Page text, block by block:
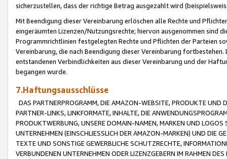
sicherzustellen, dass der richtige Betrag ausgezahlt wird
Mit Beendigung dieser Vereinbarung erlöschen alle Rechte und
eingeräumten Lizenzen/Nutzungsrechte; hiervon ausgenommen sind
Programmrichtlinien festgelegten Rechte und Pflichten der Parteien
Vereinbarung, die nach Beendigung dieser Vereinbarung
entstandenen Verbindlichkeiten aus dieser Vereinbarung und der
begangen wurde.
7.Haftungsausschlüsse
DAS PARTNERPROGRAMM, DIE AMAZON-WEBSITE, PRODUKTE UND
PARTNER-LINKS, LINKFORMATE, INHALTE, DIE
PRODUKTWERBUNG, UNSERE DOMAIN-NAMEN, MARKEN UND
UNTERNEHMEN (EINSCHLIESSLICH DER AMAZON-MARKEN) UND DIE
TEXTE UND SONSTIGE GEWERBLICHE SCHUTZRECHTE,
VERBUNDENEN UNTERNEHMEN ODER LIZENZGEBERN IM RAHMEN